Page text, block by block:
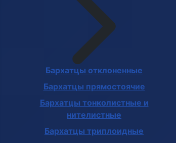
Бархатцы отклоненные
Бархатцы прямостоячие
Бархатцы тонколистные и
нителистные
Бархатцы триплоидные